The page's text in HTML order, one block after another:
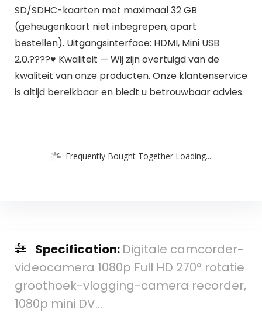
SD/SDHC-kaarten met maximaal 32 GB
(geheugenkaart niet inbegrepen, apart
bestellen). Uitgangsinterface: HDMI, Mini USB
2.0.????♥ Kwaliteit — Wij zijn overtuigd van de
kwaliteit van onze producten. Onze klantenservice
is altijd bereikbaar en biedt u betrouwbaar advies.
Frequently Bought Together Loading...
Specification: Digitale camcorder-
videocamera 1080p Full HD 270° rotatie
groothoek-vlogging-camera recorder,
1080p mini DV…